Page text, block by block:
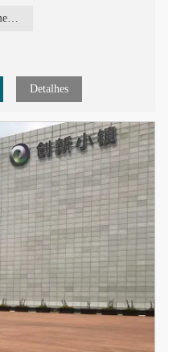
ele pode se regenerar muito
piso laminado de bambu comercial
Detalhes